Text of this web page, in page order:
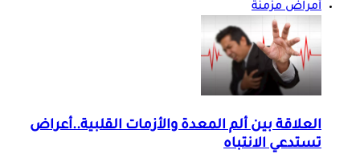
أمراض مزمنة
العلاقة بين ألم المعدة والأزمات القلبية..أعراض
تستدعي الانتباه